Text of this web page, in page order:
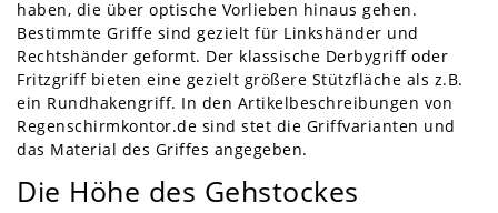
haben, die über optische Vorlieben hinaus gehen.
Bestimmte Griffe sind gezielt für Linkshänder und
Rechtshänder geformt. Der klassische Derbygriff oder
Fritzgriff bieten eine gezielt größere Stützfläche als z.B.
ein Rundhakengriff. In den Artikelbeschreibungen von
Regenschirmkontor.de sind stet die Griffvarianten und
das Material des Griffes angegeben.
Die Höhe des Gehstockes